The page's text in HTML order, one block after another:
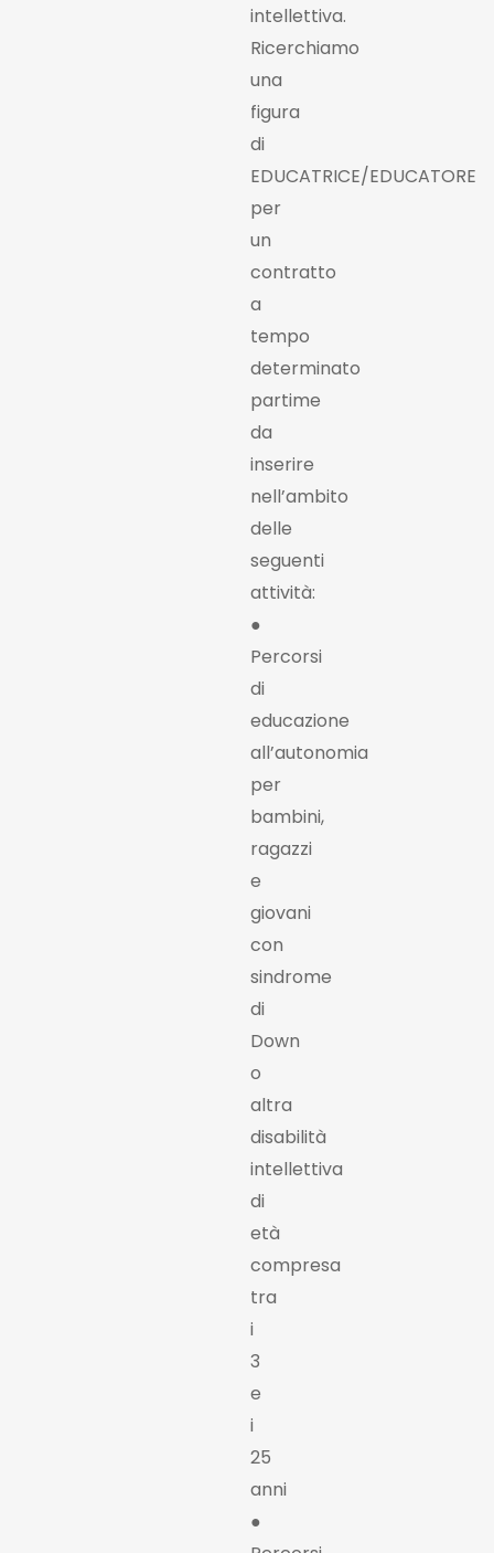
intellettiva.
Ricerchiamo
una
figura
di
EDUCATRICE/EDUCATORE
per
un
contratto
a
tempo
determinato
partime
da
inserire
nell’ambito
delle
seguenti
attività:
●
Percorsi
di
educazione
all’autonomia
per
bambini,
ragazzi
e
giovani
con
sindrome
di
Down
o
altra
disabilità
intellettiva
di
età
compresa
tra
i
3
e
i
25
anni
●